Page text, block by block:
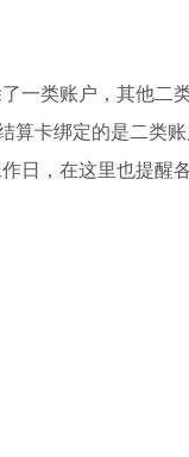
一类账户，其他二
算卡绑定的是二类
日，在这里也提醒